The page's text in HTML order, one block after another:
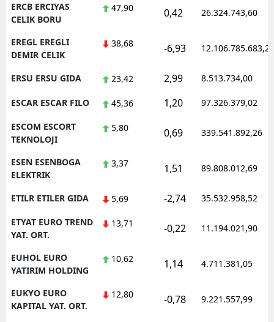
ERCB ERCIYAS
CELIK BORU
47,90 0,42 26.324.743,60
EREGL EREGLI
DEMIR CELIK
38,68 -6,93 12.106.785.683,20
ERSU ERSU GIDA 23,42 2,99 8.513.734,00
ESCAR ESCAR FILO 45,36 1,20 97.326.379,02
ESCOM ESCORT
TEKNOLOJI
5,80 0,69 339.541.892,26
ESEN ESENBOGA
ELEKTRIK
3,37 1,51 89.808.012,69
ETILR ETILER GIDA 5,69 -2,74 35.532.958,52
ETYAT EURO TREND
YAT. ORT.
13,71 -0,22 11.194.021,90
EUHOL EURO
YATIRIM HOLDING
10,62 1,14 4.711.381,05
EUKYO EURO
KAPITAL YAT. ORT.
12,80 -0,78 9.221.557,99